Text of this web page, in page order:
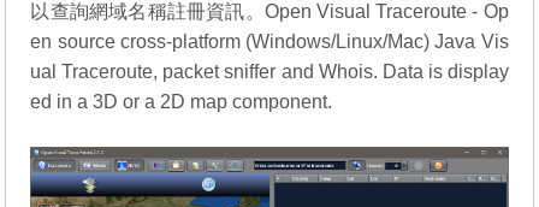
以查詢網域名稱註冊資訊。Open Visual Traceroute - Op
en source cross-platform (Windows/Linux/Mac) Java Vis
ual Traceroute, packet sniffer and Whois. Data is display
ed in a 3D or a 2D map component.